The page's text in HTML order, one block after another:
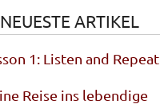
NEUESTE ARTIKEL
1: Listen and Repeat
Reise ins lebendige